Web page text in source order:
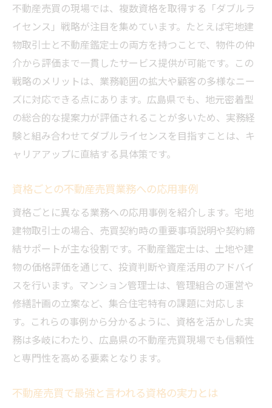
不動産売買の現場では、複数資格を取得する「ダブルラ
イセンス」戦略が注目を集めています。たとえば宅地建
物取引士と不動産鑑定士の両方を持つことで、物件の仲
介から評価まで一貫したサービス提供が可能です。この
戦略のメリットは、業務範囲の拡大や顧客の多様なニー
ズに対応できる点にあります。広島県でも、地元密着型
の総合的な提案力が評価されることが多いため、実務経
験と組み合わせてダブルライセンスを目指すことは、キ
ャリアアップに直結する具体策です。
資格ごとの不動産売買業務への応用事例
資格ごとに異なる業務への応用事例を紹介します。宅地
建物取引士の場合、売買契約時の重要事項説明や契約締
結サポートが主な役割です。不動産鑑定士は、土地や建
物の価格評価を通じて、投資判断や資産活用のアドバイ
スを行います。マンション管理士は、管理組合の運営や
修繕計画の立案など、集合住宅特有の課題に対応しま
す。これらの事例から分かるように、資格を活かした実
務は多岐にわたり、広島県の不動産売買現場でも信頼性
と専門性を高める要素となります。
不動産売買で最強と言われる資格の実力とは